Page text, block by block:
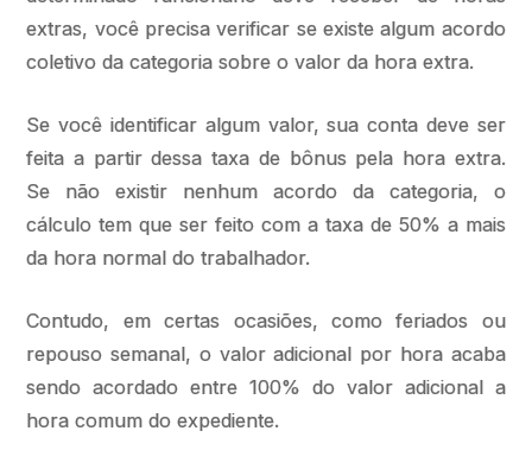
extras, você precisa verificar se existe algum acordo
coletivo da categoria sobre o valor da hora extra.
Se você identificar algum valor, sua conta deve ser
feita a partir dessa taxa de bônus pela hora extra.
Se não existir nenhum acordo da categoria, o
cálculo tem que ser feito com a taxa de 50% a mais
da hora normal do trabalhador.
Contudo, em certas ocasiões, como feriados ou
repouso semanal, o valor adicional por hora acaba
sendo acordado entre 100% do valor adicional a
hora comum do expediente.